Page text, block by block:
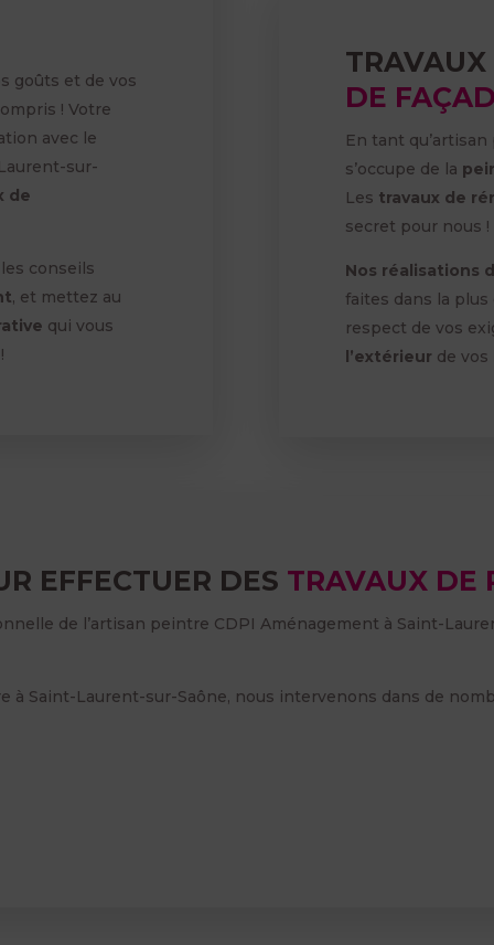
goûts et de vos
! Votre
avec le
sur-
de
conseils
, et mettez au
qui vous
!
TRAVAUX
DE
En tant
s’occupe de la
Les travaux de
secret pour nous !
Nos réalisations
faites dans la
respect de vos
l’extérieur de vos
EFFECTUER DES TRAVAUX DE
de l’artisan peintre CDPI Aménagement à Saint-
à Saint-Laurent-sur-Saône, nous intervenons dans de